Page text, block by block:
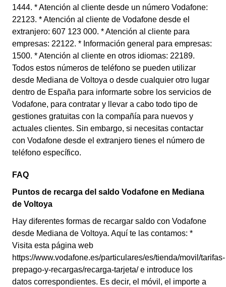
1444. * Atención al cliente desde un número Vodafone:
22123. * Atención al cliente de Vodafone desde el
extranjero: 607 123 000. * Atención al cliente para
empresas: 22122. * Información general para empresas:
1500. * Atención al cliente en otros idiomas: 22189.
Todos estos números de teléfono se pueden utilizar
desde Mediana de Voltoya o desde cualquier otro lugar
dentro de España para informarte sobre los servicios de
Vodafone, para contratar y llevar a cabo todo tipo de
gestiones gratuitas con la compañía para nuevos y
actuales clientes. Sin embargo, si necesitas contactar
con Vodafone desde el extranjero tienes el número de
teléfono específico.
FAQ
Puntos de recarga del saldo Vodafone en Mediana
de Voltoya
Hay diferentes formas de recargar saldo con Vodafone
desde Mediana de Voltoya. Aquí te las contamos: *
Visita esta página web
https://www.vodafone.es/particulares/es/tienda/movil/tarifas-
prepago-y-recargas/recarga-tarjeta/ e introduce los
datos correspondientes. Es decir, el móvil, el importe a